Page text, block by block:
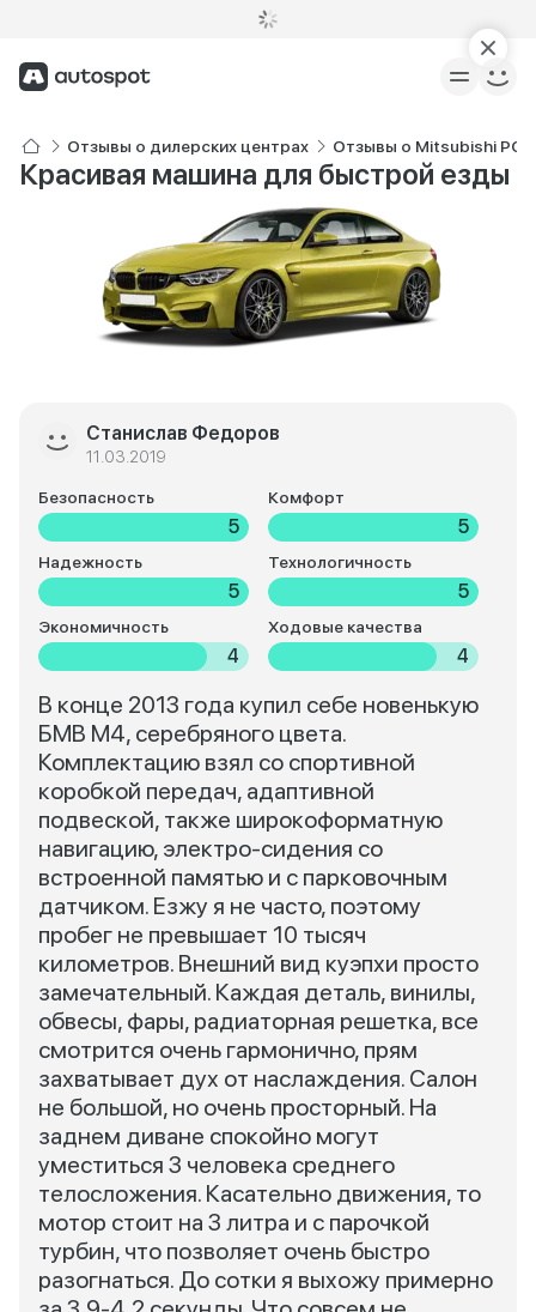
Отзывы о дилерских центрах Отзывы о Mitsubishi
Красивая машина для быстрой езды
Станислав Федоров
11.03.2019
Безопасность
5
Комфорт
5
Надежность
5
Технологичность
5
Экономичность
4
Ходовые качества
4
В конце 2013 года купил себе новенькую
БМВ М4, серебряного цвета.
Комплектацию взял со спортивной
коробкой передач, адаптивной
подвеской, также широкоформатную
навигацию, электро-сидения со
встроенной памятью и с парковочным
датчиком. Езжу я не часто, поэтому
пробег не превышает 10 тысяч
километров. Внешний вид куэпхи просто
замечательный. Каждая деталь, винилы,
обвесы, фары, радиаторная решетка, все
смотрится очень гармонично, прям
захватывает дух от наслаждения. Салон
не большой, но очень просторный. На
заднем диване спокойно могут
уместиться 3 человека среднего
телосложения. Касательно движения, то
мотор стоит на 3 литра и с парочкой
турбин, что позволяет очень быстро
разогнаться. До сотки я выхожу примерно